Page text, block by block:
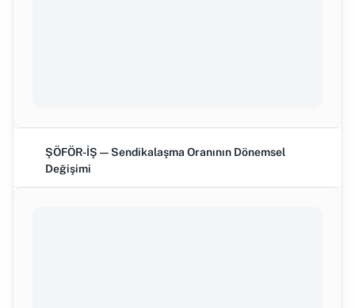
ŞÖFÖR-İŞ — Sendikalaşma Oranının Dönemsel
Değişimi